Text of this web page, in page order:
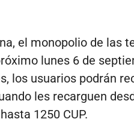
el monopolio de las
lunes 6 de
los usuarios podrán
les recarguen
1250 CUP.